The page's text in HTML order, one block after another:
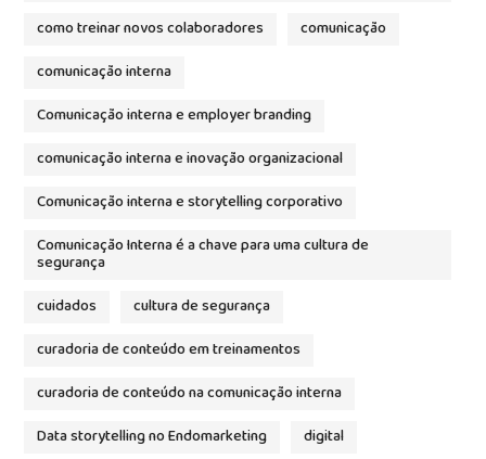
como treinar novos colaboradores
comunicação
comunicação interna
Comunicação interna e employer branding
comunicação interna e inovação organizacional
Comunicação interna e storytelling corporativo
Comunicação Interna é a chave para uma cultura de
segurança
cuidados
cultura de segurança
curadoria de conteúdo em treinamentos
curadoria de conteúdo na comunicação interna
Data storytelling no Endomarketing
digital